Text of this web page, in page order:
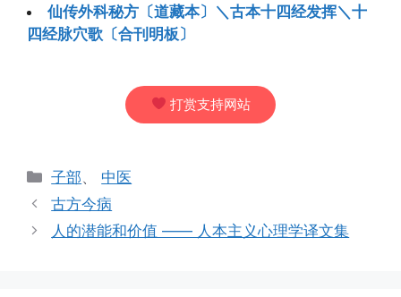
仙传外科秘方〔道藏本〕＼古本十四经发挥＼十
四经脉穴歌〔合刊明板〕
打赏支持网站
分
类
子部、 中医
古方今病
人的潜能和价值 —— 人本主义心理学译文集